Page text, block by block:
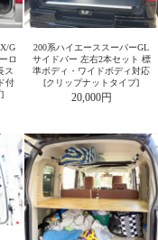
G
ロ
ス
付
200系ハイエーススーパーGL
サイドバー 左右2本セット 標
準ボディ・ワイドボディ対応
[クリップナットタイプ]
20,000円